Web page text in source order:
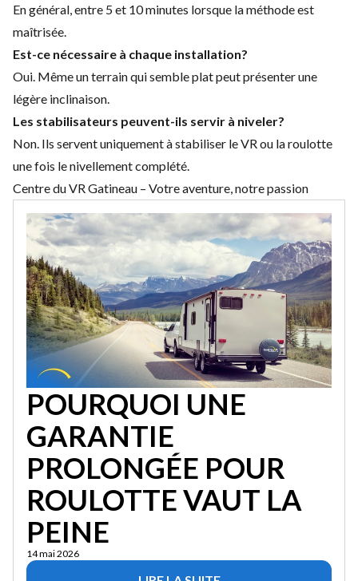
En général, entre 5 et 10 minutes lorsque la méthode est
maîtrisée.
Est-ce nécessaire à chaque installation?
Oui. Même un terrain qui semble plat peut présenter une
légère inclinaison.
Les stabilisateurs peuvent-ils servir à niveler?
Non. Ils servent uniquement à stabiliser le VR ou la roulotte
une fois le nivellement complété.
Centre du VR Gatineau – Votre aventure, notre passion
POURQUOI UNE
GARANTIE
PROLONGÉE POUR
ROULOTTE VAUT LA
PEINE
14 mai 2026